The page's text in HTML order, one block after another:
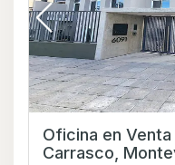
Oficina en
Carrasco,